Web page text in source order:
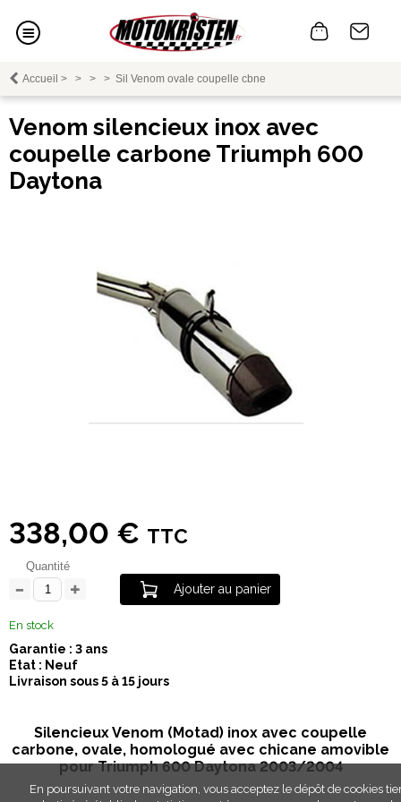
Accueil > > > > Sil Venom ovale coupelle cbne
Venom silencieux inox avec
coupelle carbone Triumph 600
Daytona
338,00 € TTC
Quantité
Ajouter au panier
En stock
Garantie : 3 ans
Etat : Neuf
Livraison sous 5 à 15 jours
Silencieux Venom (Motad) inox avec coupelle
carbone, ovale, homologué avec chicane amovible
pour Triumph 600 Daytona 2003/2004
En poursuivant votre navigation, vous acceptez le dépôt de cookies